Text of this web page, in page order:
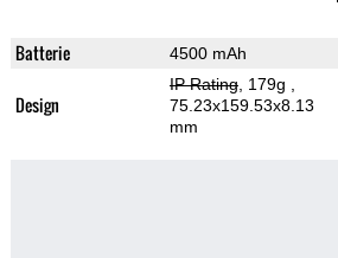
Batterie 4500 mAh
Design
IP Rating, 179g
75.23x159.53x8.13
mm